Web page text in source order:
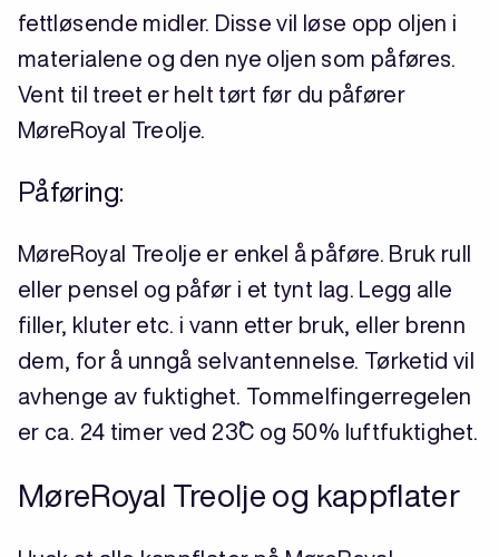
fettløsende midler. Disse vil løse opp oljen i
materialene og den nye oljen som påføres.
Vent til treet er helt tørt før du påfører
MøreRoyal Treolje.
Påføring:
MøreRoyal Treolje er enkel å påføre. Bruk rull
eller pensel og påfør i et tynt lag. Legg alle
filler, kluter etc. i vann etter bruk, eller brenn
dem, for å unngå selvantennelse. Tørketid vil
avhenge av fuktighet. Tommelfingerregelen
er ca. 24 timer ved 23˚C og 50% luftfuktighet.
MøreRoyal Treolje og kappflater